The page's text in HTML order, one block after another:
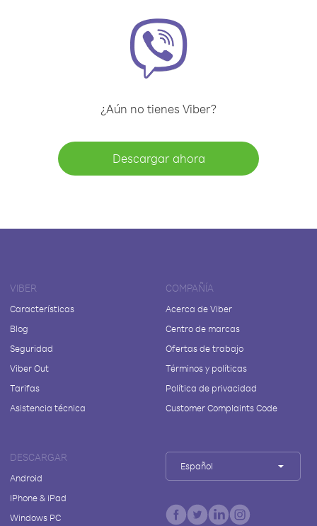
¿Aún no tienes Viber?
Descargar ahora
VIBER
Características
Blog
Seguridad
Viber Out
Tarifas
Asistencia técnica
COMPAÑÍA
Acerca de Viber
Centro de marcas
Ofertas de trabajo
Términos y políticas
Política de privacidad
Customer Complaints Code
DESCARGAR
Android
iPhone & iPad
Windows PC
Español